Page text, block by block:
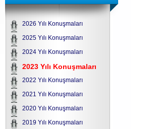
2026 Yılı Konuşmaları
2025 Yılı Konuşmaları
2024 Yılı Konuşmaları
2023 Yılı Konuşmaları
2022 Yılı Konuşmaları
2021 Yılı Konuşmaları
2020 Yılı Konuşmaları
2019 Yılı Konuşmaları